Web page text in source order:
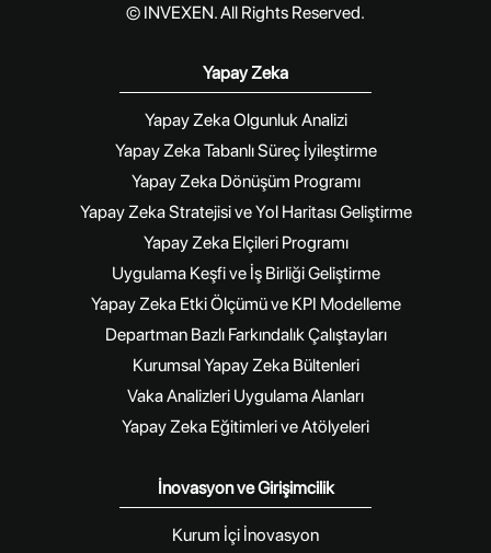
© INVEXEN. All Rights Reserved.
Yapay Zeka
Yapay Zeka Olgunluk Analizi
Yapay Zeka Tabanlı Süreç İyileştirme
Yapay Zeka Dönüşüm Programı
Yapay Zeka Stratejisi ve Yol Haritası Geliştirme
Yapay Zeka Elçileri Programı
Uygulama Keşfi ve İş Birliği Geliştirme
Yapay Zeka Etki Ölçümü ve KPI Modelleme
Departman Bazlı Farkındalık Çalıştayları
Kurumsal Yapay Zeka Bültenleri
Vaka Analizleri Uygulama Alanları
Yapay Zeka Eğitimleri ve Atölyeleri
İnovasyon ve Girişimcilik
Kurum İçi İnovasyon